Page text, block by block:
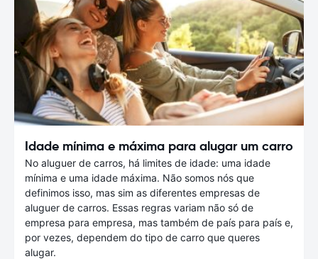
Idade mínima e máxima para alugar um carro
No aluguer de carros, há limites de idade: uma idade
mínima e uma idade máxima. Não somos nós que
definimos isso, mas sim as diferentes empresas de
aluguer de carros. Essas regras variam não só de
empresa para empresa, mas também de país para país e,
por vezes, dependem do tipo de carro que queres
alugar.